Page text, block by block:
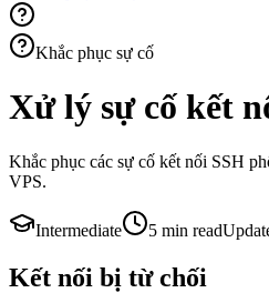
Khắc phục sự cố
Xử lý sự cố kết
Khắc phục các sự cố kết nối SSH
VPS.
Intermediate 5 min read
Kết nối bị từ chối